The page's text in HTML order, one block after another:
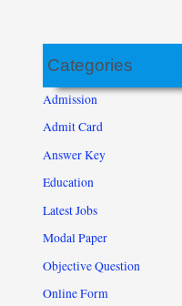
Categories
Admission
Admit Card
Answer Key
Education
Latest Jobs
Modal Paper
Objective Question
Online Form